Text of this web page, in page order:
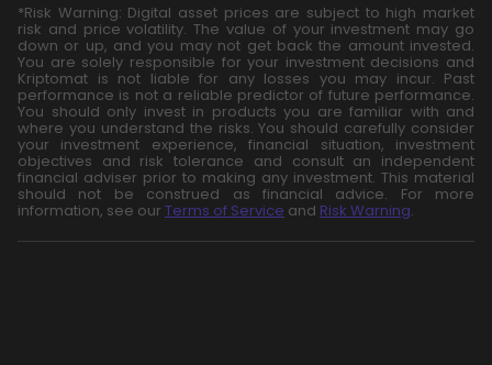
*Risk Warning: Digital asset prices are subject to high market
risk and price volatility. The value of your investment may go
down or up, and you may not get back the amount invested.
You are solely responsible for your investment decisions and
Kriptomat is not liable for any losses you may incur. Past
performance is not a reliable predictor of future performance.
You should only invest in products you are familiar with and
where you understand the risks. You should carefully consider
your investment experience, financial situation, investment
objectives and risk tolerance and consult an independent
financial adviser prior to making any investment. This material
should not be construed as financial advice. For more
information, see our Terms of Service and Risk Warning.